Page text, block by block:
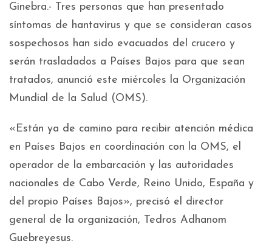
Ginebra.- Tres personas que han presentado
síntomas de hantavirus y que se consideran casos
sospechosos han sido evacuados del crucero y
serán trasladados a Países Bajos para que sean
tratados, anunció este miércoles la Organización
Mundial de la Salud (OMS).
«Están ya de camino para recibir atención médica
en Países Bajos en coordinación con la OMS, el
operador de la embarcación y las autoridades
nacionales de Cabo Verde, Reino Unido, España y
del propio Países Bajos», precisó el director
general de la organización, Tedros Adhanom
Guebreyesus.